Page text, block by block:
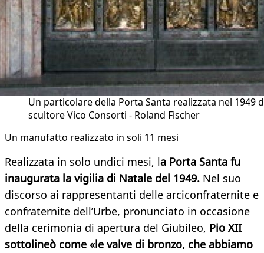
Un particolare della Porta Santa realizzata nel 1949
scultore Vico Consorti - Roland Fischer
Un manufatto realizzato in soli 11 mesi
Realizzata in solo undici mesi, la Porta Santa fu
inaugurata la vigilia di Natale del 1949. Nel suo
discorso ai rappresentanti delle arciconfraternite e
confraternite dell’Urbe, pronunciato in occasione
della cerimonia di apertura del Giubileo, Pio XII
sottolineò come «le valve di bronzo, che abbiamo